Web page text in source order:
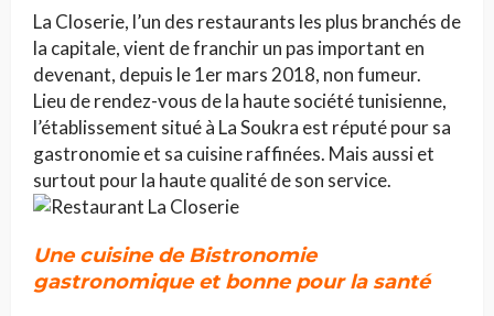
La Closerie, l’un des restaurants les plus branchés de
la capitale, vient de franchir un pas important en
devenant, depuis le 1er mars 2018, non fumeur.
Lieu de rendez-vous de la haute société tunisienne,
l’établissement situé à La Soukra est réputé pour sa
gastronomie et sa cuisine raffinées. Mais aussi et
surtout pour la haute qualité de son service.
Une cuisine de Bistronomie
gastronomique et bonne pour la santé